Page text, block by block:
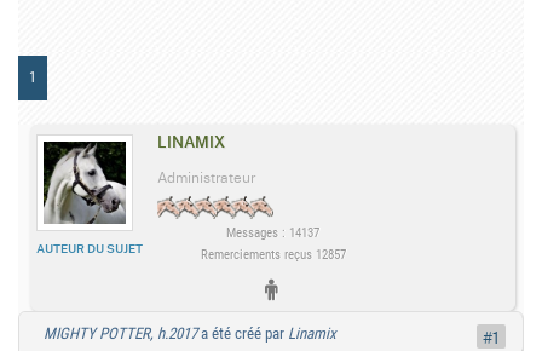
1
LINAMIX
AUTEUR DU SUJET
Administrateur
Messages : 14137
Remerciements reçus 12857
MIGHTY POTTER, h.2017a été créé par Linamix #1